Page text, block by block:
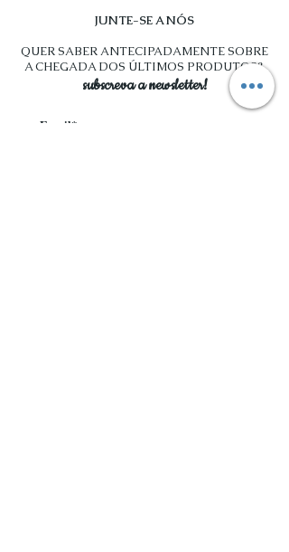
JUNTE-SE A NÓS
QUER SABER ANTECIPADAMENTE SOBRE
A CHEGADA DOS ÚLTIMOS PRODUTOS?
subscreva a newsletter!